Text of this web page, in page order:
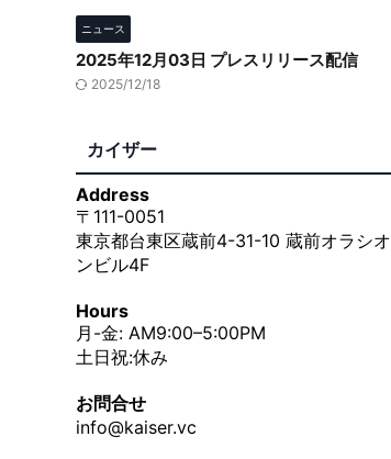
ニュース
2025年12月03日 プレスリリース配信
2025/12/18
カイザー
Address
〒111-0051
東京都台東区蔵前4-31-10 蔵前オラシオ
ンビル4F
Hours
月-金: AM9:00–5:00PM
土日祝:休み
お問合せ
info@kaiser.vc